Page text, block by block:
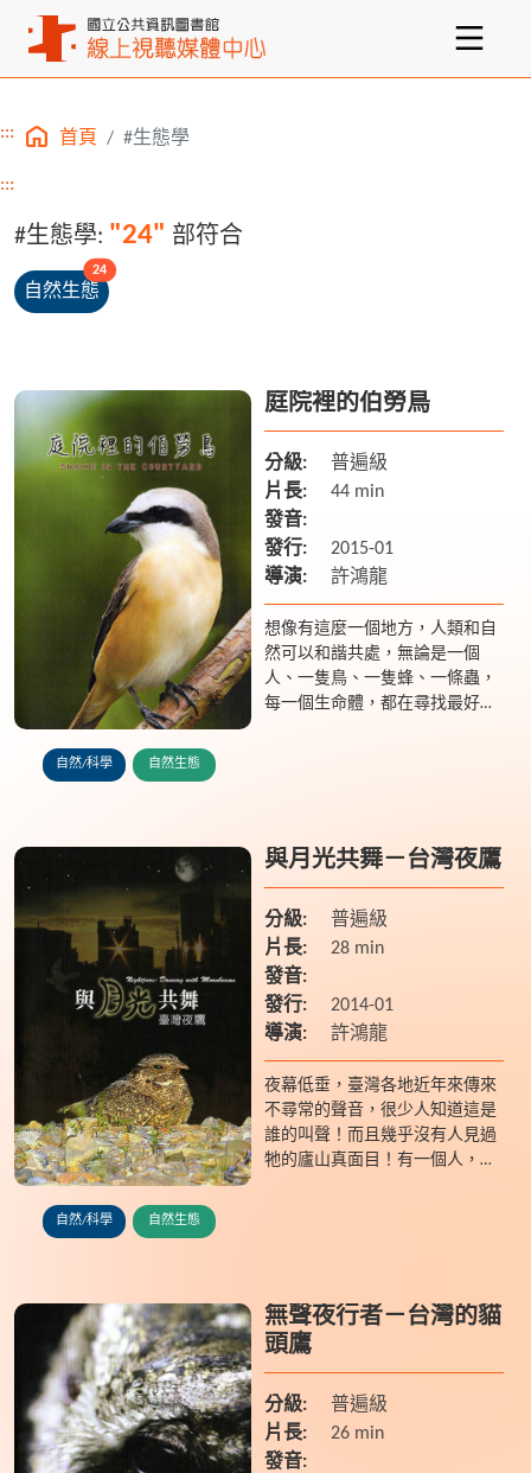
主要內容區塊
::: 首頁 #生態學
:::
#生態學: "24" 部符合
自然生態
24unread messages
自然/科學 自然生態
庭院裡的伯勞鳥
分級:
普遍級
片長:
44 min
發音:
發行:
2015-01
導演:
許鴻龍
想像有這麼一個地方，人類和自
然可以和諧共處，無論是一個
人、一隻鳥、一隻蜂、一條蟲，
每一個生命體，都在尋找最好的
自然/科學 自然生態
與月光共舞－台灣夜鷹
分級:
普遍級
片長:
28 min
發音:
發行:
2014-01
導演:
許鴻龍
夜幕低垂，臺灣各地近年來傳來
不尋常的聲音，很少人知道這是
誰的叫聲！而且幾乎沒有人­見過
牠的廬山真面目！有一個人，二
無聲夜行者－台灣的貓
頭鷹
分級:
普遍級
片長:
26 min
發音: